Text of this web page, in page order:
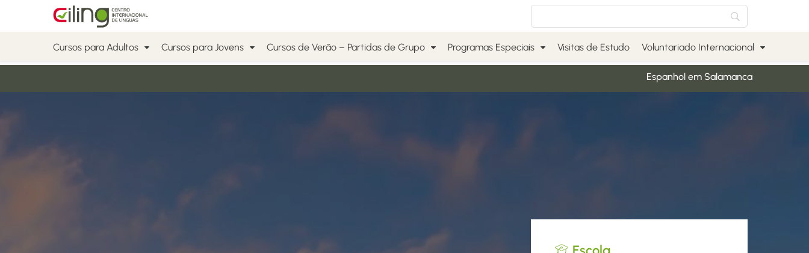
Cursos para Adultos
Cursos para Jovens Cursos de Verão – Partidas de Grupo Programas Especiais Visitas de Estudo Voluntariado Internacional
Espanhol em Salamanca